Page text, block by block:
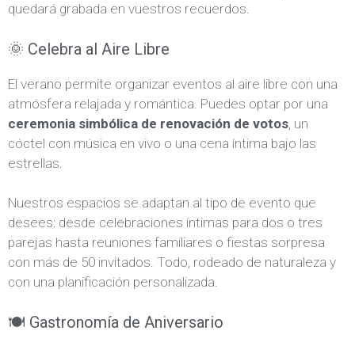
quedará grabada en vuestros recuerdos.
🌞 Celebra al Aire Libre
El verano permite organizar eventos al aire libre con una
atmósfera relajada y romántica. Puedes optar por una
ceremonia simbólica de renovación de votos , un
cóctel con música en vivo o una cena íntima bajo las
estrellas.
Nuestros espacios se adaptan al tipo de evento que
desees: desde celebraciones íntimas para dos o tres
parejas hasta reuniones familiares o fiestas sorpresa
con más de 50 invitados. Todo, rodeado de naturaleza y
con una planificación personalizada.
🍽 Gastronomía de Aniversario